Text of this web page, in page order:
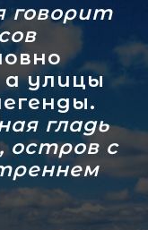
говорит
улицы
гладь
остров с